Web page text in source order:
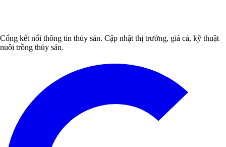
Cổng kết nối thông tin thủy sản. Cập nhật thị trường, giá cả, kỹ thuật
nuôi trồng thủy sản.